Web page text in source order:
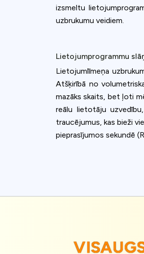
izsmeltu
uzbrukumu veidiem.
Lietojumprogrammu
Lietojumlīmeņa
Atšķirībā no
mazāks skaits, bet ļoti
reālu lietotāju
traucējumus, kas bieži
pieprasījumos sekundē